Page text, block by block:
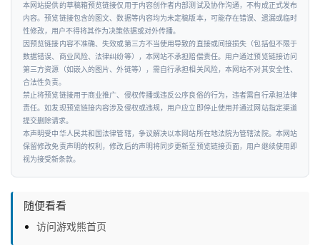
能
汽
车
出
行
行
业
讯
本网站提供的草稿箱预览链接仅用于内容创作者内部测试及协作沟通，不构成正式发布
内容。预览链接包含的图文、数据等内容均为未定稿版本，可能存在错误、遗漏或临时
性修改，用户不得将其作为决策依据或对外传播。
因预览链接内容不准确、失效或第三方不当使用导致的直接或间接损失（包括但不限于
数据错误、商业风险、法律纠纷等），本网站不承担赔偿责任。用户通过预览链接访问
第三方资源（如嵌入的图片、外链等），需自行承担相关风险，本网站不对其安全性、
合法性负责。
禁止将预览链接用于商业推广、侵权传播或违反公序良俗的行为，违者需自行承担法律
责任。如发现预览链接内容涉及侵权或违规，用户应立即停止使用并通过网站指定渠道
提交删除请求。
本声明受中华人民共和国法律管辖，争议解决以本网站所在地法院为管辖法院。本网站
保留修改免责声明的权利，修改后的声明将同步更新至预览链接页面，用户继续使用即
视为接受新条款。
随便看看
访问游戏熊首页